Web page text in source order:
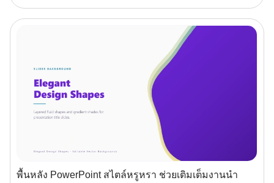
พื้นหลัง PowerPoint สไตล์หรูหรา ช่วยเติมเต็มงานนำ